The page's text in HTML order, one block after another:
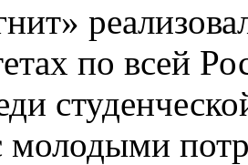
по всей
молодыми